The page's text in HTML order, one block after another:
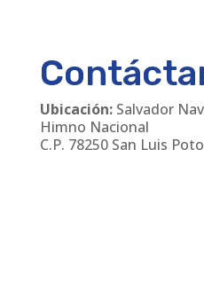
Ubicación:Salvador
Himno Nacional
C.P. 78250 San Luis